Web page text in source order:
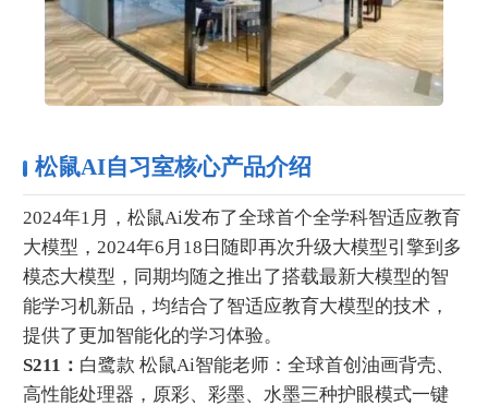
松鼠AI自习室核心产品介绍
2024年1月，‌松鼠Ai发布了全球首个全学科智适应教育
大模型，2024年6月18日随即再次升级大模型引擎到多
模态大模型，同期‌均随之推出了搭载最新大模型的智
能学习机新品，均结合了智适应教育大模型的技术，‌
提供了更加智能化的学习体验。
S211： 白鹭款 松鼠Ai智能老师：全球首创油画背壳、
高性能处理器，原彩、彩墨、水墨三种护眼模式一键